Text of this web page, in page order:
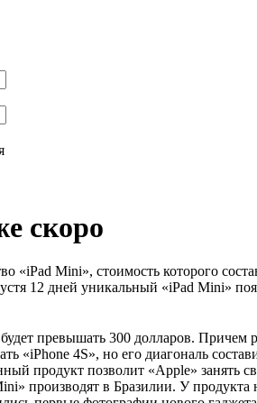
скоро
«iPad Мini», стоимость которого
12 дней уникальный «iPad Мini»
превышать 300 долларов.
«iPhone 4S», но его диагональ
продукт позволит «Apple» занять
производят в Бразилии. У продукта